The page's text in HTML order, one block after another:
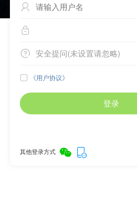


 安全提问(未设置请忽略)
 《用户协议》
登录
其他登录方式